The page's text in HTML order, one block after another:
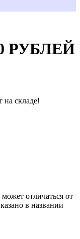
РУБЛЕЙ
на складе!
отличаться от
в названии